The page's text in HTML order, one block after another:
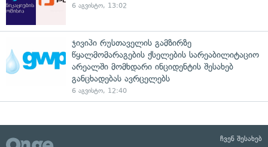
6 აგვისტო, 13:02
ჯივიპი რუსთაველის გამზირზე
წყალმომარაგების ქსელების სარეაბილიტაციო
არეალში მომხდარი ინციდენტის შესახებ
განცხადებას ავრცელებს
6 აგვისტო, 12:40
ჩვენ შესახებ